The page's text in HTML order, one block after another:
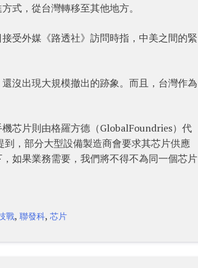
式，從台灣轉移至其他地方。
受外媒《路透社》訪問時指，中美之間的緊
沒出現大規模撤出的跡象。而且，台灣作為
芯片則由格羅方德（GlobalFoundries）代
，部分大型設備製造商會要求其芯片供應
如果業務需要，我們將不得不為同一個芯片
戰,聯發科,芯片